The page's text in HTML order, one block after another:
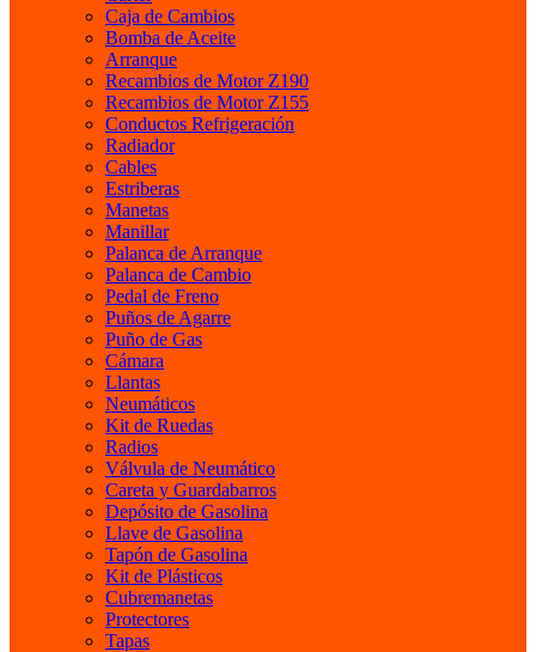
Caja de Cambios
Bomba de Aceite
Arranque
Recambios de Motor Z190
Recambios de Motor Z155
Conductos Refrigeración
Radiador
Cables
Estriberas
Manetas
Manillar
Palanca de Arranque
Palanca de Cambio
Pedal de Freno
Puños de Agarre
Puño de Gas
Cámara
Llantas
Neumáticos
Kit de Ruedas
Radios
Válvula de Neumático
Careta y Guardabarros
Depósito de Gasolina
Llave de Gasolina
Tapón de Gasolina
Kit de Plásticos
Cubremanetas
Protectores
Tapas